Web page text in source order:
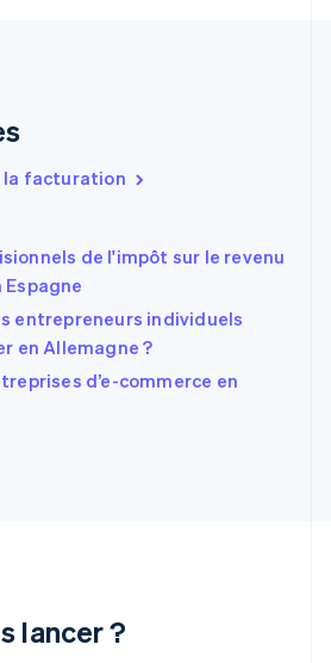
la facturation
de l'impôt sur le revenu
entrepreneurs individuels
en Allemagne ?
d’e-commerce en
lancer ?
文